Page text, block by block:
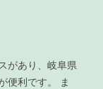
があり、岐阜県
便利です。 ま